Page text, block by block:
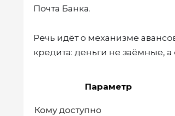
Почта Банка.
Речь идёт о механизме
кредита: деньги не заёмные,
Параметр
Кому доступно